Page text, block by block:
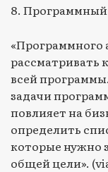
8.
рассматривать
всей
задачи
повлияет на
определить
которые нужно
общей цели».